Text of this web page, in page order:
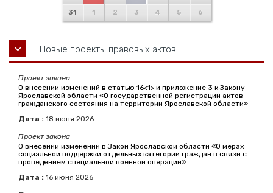
31 1 2 3 4 5 6
Новые проекты правовых актов
Проект закона
О внесении изменений в статью 16<1> и приложение 3 к Закону
Ярославской области «О государственной регистрации актов
гражданского состояния на территории Ярославской области»
Дата : 18 июня 2026
Проект закона
О внесении изменений в Закон Ярославской области «О мерах
социальной поддержки отдельных категорий граждан в связи с
проведением специальной военной операции»
Дата : 16 июня 2026